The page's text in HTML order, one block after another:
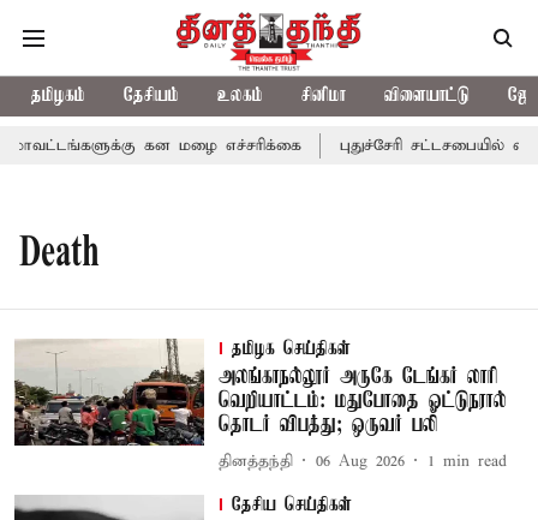
தமிழகம் தேசியம் உலகம் சினிமா விளையாட்டு
கன மழை எச்சரிக்கை புதுச்சேரி சட்டசபையில்
Death
தமிழக செய்திகள்
அலங்காநல்லூர் அருகே டேங்கர் லாரி
வெறியாட்டம்: மதுபோதை ஓட்டுநரால்
தொடர் விபத்து; ஒருவர் பலி
தினத்தந்தி 06 Aug 2026 1 min read
தேசிய செய்திகள்